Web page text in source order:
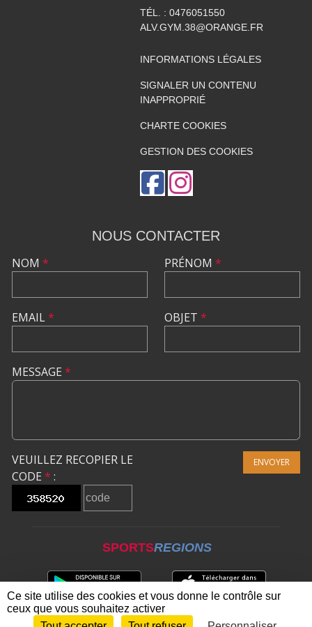
TÉL. : 0476051550
ALV.GYM.38@ORANGE.FR
INFORMATIONS LÉGALES
SIGNALER UN CONTENU
INAPPROPRIÉ
CHARTE COOKIES
GESTION DES COOKIES
NOUS CONTACTER
NOM *
EMAIL*
PRÉNOM *
OBJET *
MESSAGE *
VEUILLEZ RECOPIER LE
CODE * :
ENVOYER
SPORTSREGIONS
Ce site utilise des cookies et vous donne le contrôle sur
ceux que vous souhaitez activer